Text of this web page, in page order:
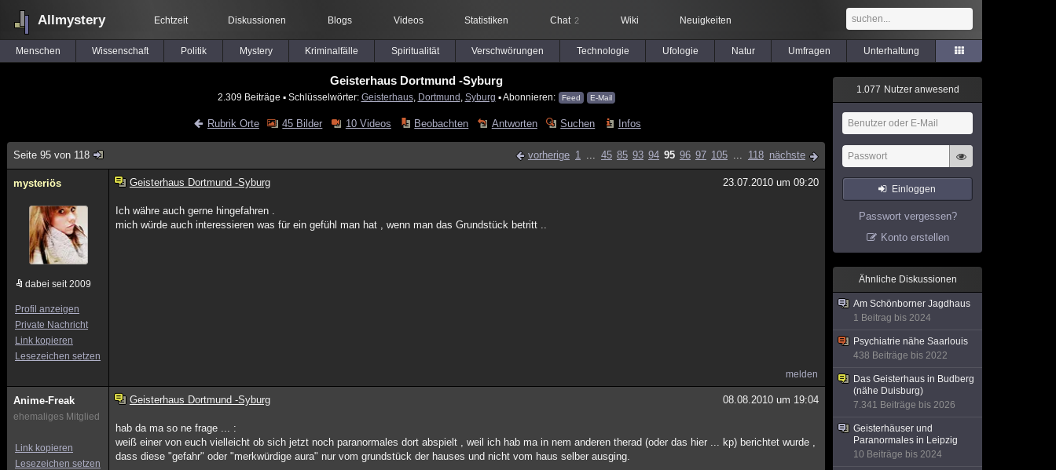
Allmystery Echtzeit Diskussionen Blogs Videos Statistiken Chat 2 Wiki Neuigkeiten
Menschen Wissenschaft Politik Mystery Kriminalfälle Spiritualität Verschwörungen Technologie Ufologie Natur Umfragen Unterhaltung
Geisterhaus Dortmund -Syburg
2.309 Beiträge ▪ Schlüsselwörter: Geisterhaus, Dortmund Syburg ▪ Abonnieren: Feed E-Mail
Rubrik Orte 45 Bilder 10 Videos Beobachten Antworten Suchen Infos
Seite 95 von 118 vorherige 1 ... 45 85 93 94 95 96 97 105 ... 118 nächste
mysteriös
dabei seit 2009
Profil anzeigen
Private Nachricht
Link kopieren
Lesezeichen setzen
Geisterhaus Dortmund -Syburg 23.07.2010 um 09:20
Ich währe auch gerne hingefahren .
mich würde auch interessieren was für ein gefühl man hat , wenn man das Grundstück betritt ..
melden
Anime-Freak
ehemaliges Mitglied
Link kopieren
Lesezeichen setzen
Geisterhaus Dortmund -Syburg 08.08.2010 um 19:04
hab da ma so ne frage ... :
weiß einer von euch vielleicht ob sich jetzt noch paranormales dort abspielt , weil ich hab ma in nem anderen therad (oder das hier ... kp) berichtet wurde ,
dass diese "gefahr" oder "merkwürdige aura" nur vom grundstück der hauses und nicht vom haus selber ausging.
1.077 Nutzer anwesend
Einloggen
Passwort vergessen?
Konto erstellen
Ähnliche Diskussionen
Am Schönborner Jagdhaus
1 Beitrag bis 2024
Psychiatrie nähe Saarlouis
438 Beiträge bis 2022
Das Geisterhaus in Budberg
(nähe Duisburg)
7.341 Beiträge bis 2026
Geisterhäuser und
Paranormales in Leipzig
10 Beiträge bis 2024